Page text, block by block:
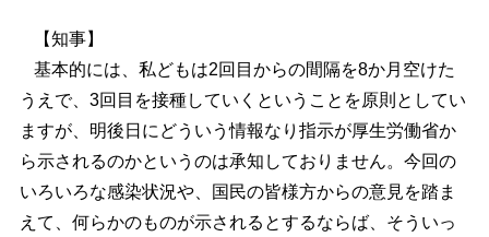
【知事】
基本的には、私どもは2回目からの間隔を8か月空けた
うえで、3回目を接種していくということを原則としてい
ますが、明後日にどういう情報なり指示が厚生労働省か
ら示されるのかというのは承知しておりません。今回の
いろいろな感染状況や、国民の皆様方からの意見を踏ま
えて、何らかのものが示されるとするならば、そういっ